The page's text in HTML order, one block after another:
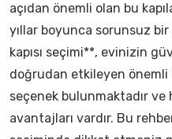
açıdan önemli olan bu
yıllar boyunca sorunsuz
kapısı seçimi**, evinizin
doğrudan etkileyen önemli
seçenek bulunmaktadır
avantajları vardır. Bu